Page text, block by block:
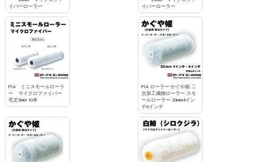
イバーローラー
イバーローラー
PIA ミニスモールローラ
ー マイクロファイバー
毛丈5mm 10本
PIA ローラー かぐや姫 二
次加工織物ローラー スモ
ールローラー 20mm4イン
チ6インチ